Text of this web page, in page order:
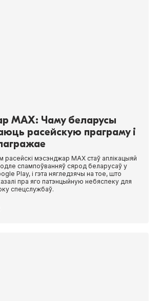
MAX: Чаму беларусы
расейскую праграму і
мэсэнджар MAX стаў аплікацыяй
спампоўванняў сярод беларусаў у
Play, і гэта нягледзячы на тое, што
пра яго патэнцыйную небяспеку для
спецслужбаў.